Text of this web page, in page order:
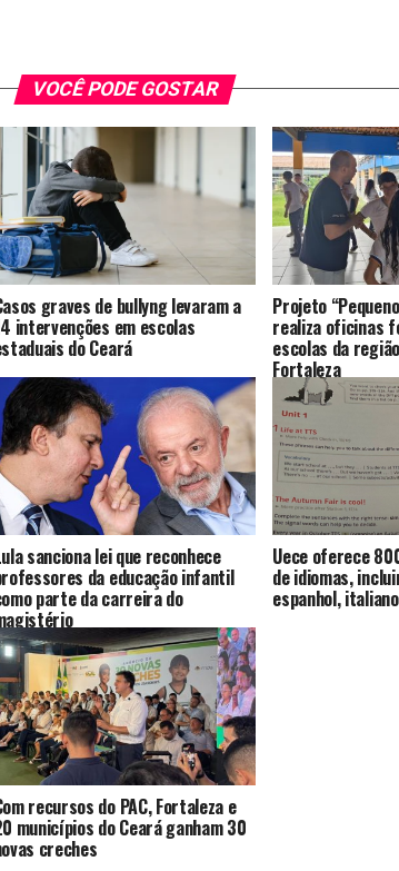
VOCÊ PODE GOSTAR
graves de bullyng levaram a
intervenções em escolas
do Ceará
Projeto
realiza oficinas
escolas da
Fortaleza
sanciona lei que reconhece
da educação infantil
parte da carreira do
Uece oferece
de idiomas,
espanhol,
recursos do PAC, Fortaleza e
municípios do Ceará ganham 30
creches